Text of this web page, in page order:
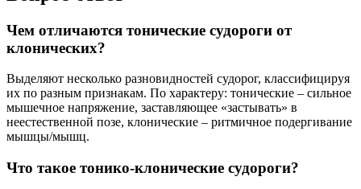
Чем отличаются тонические судороги от
клонических?
Выделяют несколько разновидностей судорог, классифицируя
их по разным признакам. По характеру: тонические – сильное
мышечное напряжение, заставляющее «застывать» в
неестественной позе, клонические – ритмичное подергивание
мышцы/мышц.
Что такое тонико-клонические судороги?